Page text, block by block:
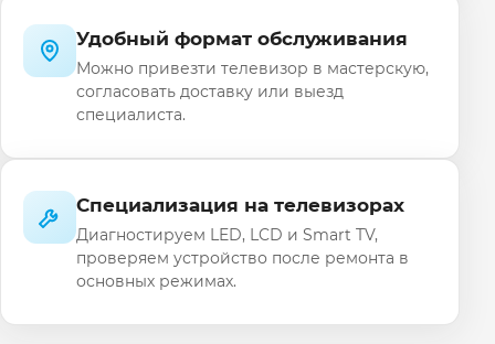
Удобный формат обслуживания
Можно привезти телевизор в мастерскую,
согласовать доставку или выезд
специалиста.
Специализация на телевизорах
Диагностируем LED, LCD и Smart TV,
проверяем устройство после ремонта в
основных режимах.